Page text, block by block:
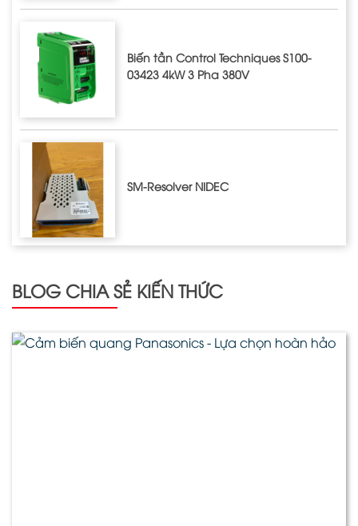
Biến tần Control Techniques S100-
03423 4kW 3 Pha 380V
SM-Resolver NIDEC
BLOG CHIA SẺ KIẾN THỨC